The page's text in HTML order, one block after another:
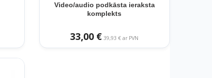
Video/audio podkāsta ieraksta
komplekts
33,00 € 39,93 € ar PVN